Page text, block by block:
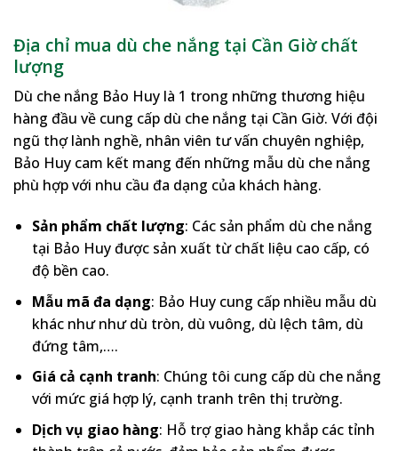
Địa chỉ mua dù che nắng tại Cần Giờ chất
lượng
Dù che nắng Bảo Huy là 1 trong những thương hiệu
hàng đầu về cung cấp dù che nắng tại Cần Giờ. Với đội
ngũ thợ lành nghề, nhân viên tư vấn chuyên nghiệp,
Bảo Huy cam kết mang đến những mẫu dù che nắng
phù hợp với nhu cầu đa dạng của khách hàng.
Sản phẩm chất lượng: Các sản phẩm dù che nắng
tại Bảo Huy được sản xuất từ chất liệu cao cấp, có
độ bền cao.
Mẫu mã đa dạng: Bảo Huy cung cấp nhiều mẫu dù
khác như như dù tròn, dù vuông, dù lệch tâm, dù
đứng tâm,….
Giá cả cạnh tranh: Chúng tôi cung cấp dù che nắng
với mức giá hợp lý, cạnh tranh trên thị trường.
Dịch vụ giao hàng: Hỗ trợ giao hàng khắp các tỉnh